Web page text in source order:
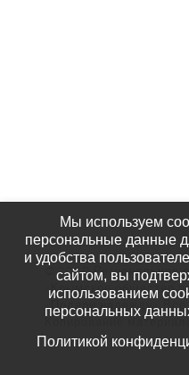
© 2020 Региональная
«Крымское общество
«Подари надежду»
Копирование
Мы используем
персональные данные
и удобства
сайтом, вы
использованием
персональных
Политикой